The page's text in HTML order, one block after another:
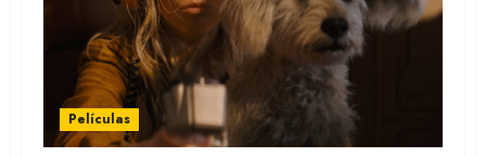
Películas